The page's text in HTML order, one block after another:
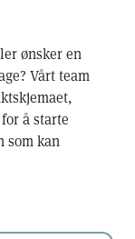
ønsker en
Vårt team
å starte
som kan